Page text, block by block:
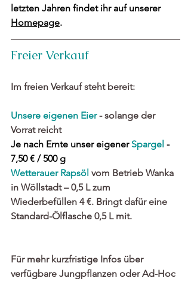
letzten Jahren findet ihr auf unserer
Homepage.
Freier Verkauf
Im freien Verkauf steht bereit:
Unsere eigenen Eier - solange der
Vorrat reicht
Je nach Ernte unser eigener Spargel -
7,50 € / 500 g
Wetterauer Rapsöl vom Betrieb Wanka
in Wöllstadt – 0,5 L zum
Wiederbefüllen 4 €. Bringt dafür eine
Standard-Ölflasche 0,5 L mit.
Für mehr kurzfristige Infos über
verfügbare Jungpflanzen oder Ad-Hoc